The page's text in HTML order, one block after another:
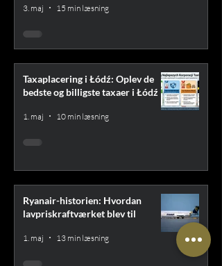
3. maj 15 min læsning
Taxaplacering i Łódź: Oplev de
bedste og billigste taxaer i Łódź
1. maj 10 min læsning
Ryanair-historien: Hvordan
lavpriskraftværket blev til
1. maj 13 min læsning